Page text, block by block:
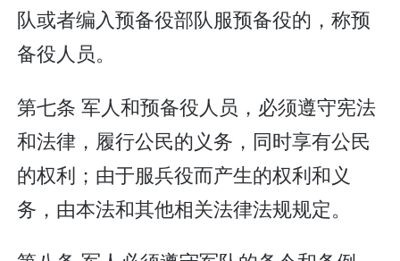
队或者编入预备役部队服预备役的，称预
备役人员。
第七条 军人和预备役人员，必须遵守宪法
和法律，履行公民的义务，同时享有公民
的权利；由于服兵役而产生的权利和义
务，由本法和其他相关法律法规规定。